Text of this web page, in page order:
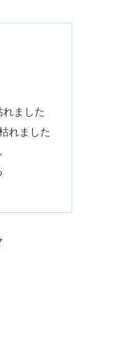
れました
れました